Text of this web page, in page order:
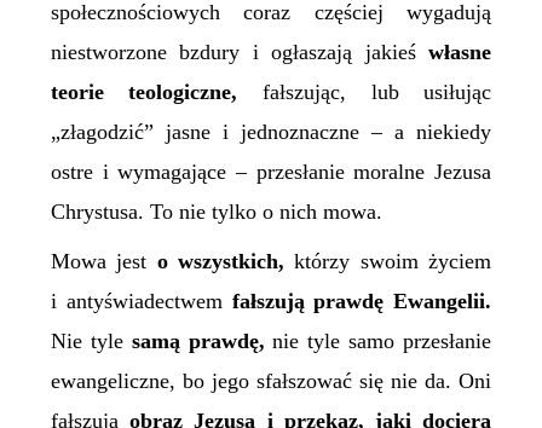
społecznościowych coraz częściej wygadują
niestworzone bzdury i ogłaszają jakieśwłasne
teorie teologiczne, fałszując, lub usiłując
„złagodzić” jasne i jednoznaczne – a niekiedy
ostre i wymagające – przesłanie moralne Jezusa
Chrystusa. To nie tylko o nich mowa.
Mowa jest o wszystkich, którzy swoim życiem
i antyświadectwem fałszują prawdę Ewangelii.
Nie tyle samą prawdę,nie tyle samo przesłanie
ewangeliczne, bo jego sfałszować się nie da. Oni
fałszująobraz Jezusa i przekaz, jaki dociera